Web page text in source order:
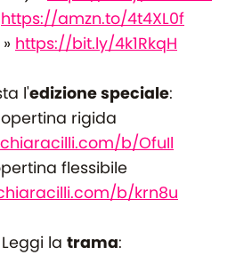
https://amzn.to/4t4XL0f
https://bit.ly/4k1RkqH
l'edizione speciale:
rigida
b/OfuIl
flessibile
b/krn8u
Leggi la trama: